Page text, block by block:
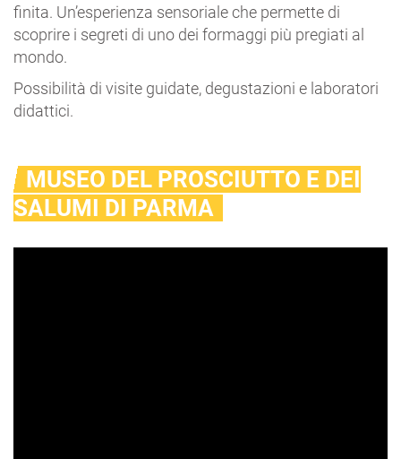
finita. Un’esperienza sensoriale che permette di
scoprire i segreti di uno dei formaggi più pregiati al
mondo.
Possibilità di visite guidate, degustazioni e laboratori
didattici.
MUSEO DEL PROSCIUTTO E DEI
SALUMI DI PARMA